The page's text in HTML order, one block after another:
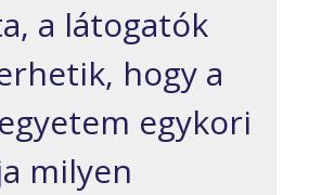
a látogatók
hogy a
egykori
milyen